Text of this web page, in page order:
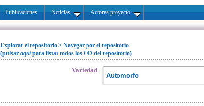
Publicaciones Noticias Actores proyecto
Explorar el repositorio > Navegar por el repositorio
(pulsar aquípara listar todos los OD del repositorio)
Variedad